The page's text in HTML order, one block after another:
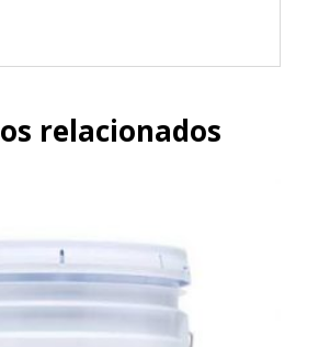
relacionados